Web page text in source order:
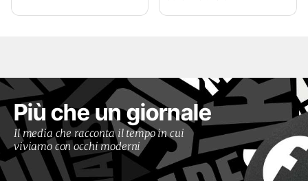
Più che un giornale
Il media che racconta il tempo in cui
viviamo con occhi moderni